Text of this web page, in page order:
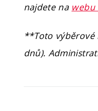
najdete na webu
**Toto výběrové
dnů).